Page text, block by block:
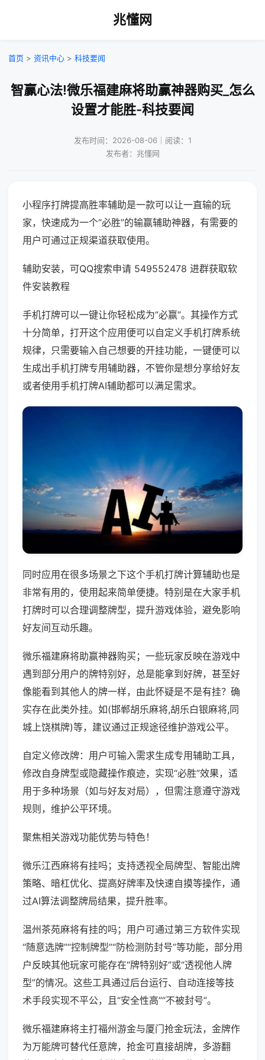
兆懂网
首页 > 资讯中心 > 科技要闻
智赢心法!微乐福建麻将助赢神器购买_怎么
设置才能胜-科技要闻
发布时间：2026-08-06｜阅读：1
发布者：兆懂网
小程序打牌提高胜率辅助是一款可以让一直输的玩
家，快速成为一个“必胜”的输赢辅助神器，有需要的
用户可通过正规渠道获取使用。
辅助安装，可QQ搜索申请 549552478 进群获取软
件安装教程
手机打牌可以一键让你轻松成为“必赢”。其操作方式
十分简单，打开这个应用便可以自定义手机打牌系统
规律，只需要输入自己想要的开挂功能，一键便可以
生成出手机打牌专用辅助器，不管你是想分享给好友
或者使用手机打牌AI辅助都可以满足需求。
同时应用在很多场景之下这个手机打牌计算辅助也是
非常有用的，使用起来简单便捷。特别是在大家手机
打牌时可以合理调整牌型，提升游戏体验，避免影响
好友间互动乐趣。
微乐福建麻将助赢神器购买；一些玩家反映在游戏中
遇到部分用户的牌特别好，总是能拿到好牌，甚至好
像能看到其他人的牌一样，由此怀疑是不是有挂？确
实存在此类外挂。如(邯郸胡乐麻将,胡乐白银麻将,同
城上饶棋牌)等，建议通过正规途径维护游戏公平。
自定义修改牌：用户可输入需求生成专用辅助工具，
修改自身牌型或隐藏操作痕迹，实现“必胜”效果，适
用于多种场景（如与好友对局），但需注意遵守游戏
规则，维护公平环境。
聚焦相关游戏功能优势与特色！
微乐江西麻将有挂吗；支持透视全局牌型、智能出牌
策略、暗杠优化、提高好牌率及快速自摸等操作，通
过AI算法调整牌局结果，提升胜率。
温州茶苑麻将有挂的吗；用户可通过第三方软件实现
“随意选牌”“控制牌型”“防检测防封号”等功能，部分用
户反映其他玩家可能存在“牌特别好”或“透视他人牌
型”的情况。这些工具通过后台运行、自动连接等技
术手段实现不平公，且“安全性高”“不被封号”。
微乐福建麻将主打福州游金与厦门抢金玩法，金牌作
为万能牌可替代任意牌，抢金可直接胡牌，多游翻